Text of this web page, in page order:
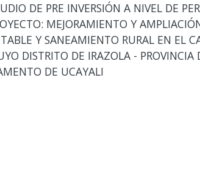
DE PRE INVERSIÓN A NIVEL DE
MEJORAMIENTO Y
Y SANEAMIENTO RURAL EN EL
DISTRITO DE IRAZOLA - PROVINCIA
DE UCAYALI